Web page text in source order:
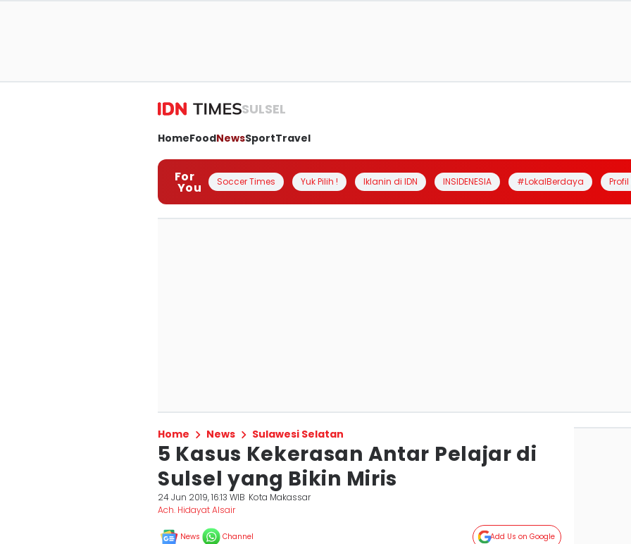
SULSEL
HomeFoodNewsSportTravel
For
You Soccer Times Yuk Pilih ! Iklanin di IDN INSIDENESIA #LokalBerdaya
Home News Sulawesi Selatan
5 Kasus Kekerasan Antar Pelajar di
Sulsel yang Bikin Miris
24 Jun 2019, 16:13 WIB Kota Makassar
Ach. Hidayat Alsair
News Channel Add Us on Google